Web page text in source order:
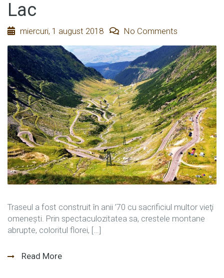
Lac
miercuri, 1 august 2018 No Comments
Traseul a fost construit în anii ’70 cu sacrificiul multor vieţi
omeneşti. Prin spectaculozitatea sa, crestele montane
abrupte, coloritul florei, […]
Read More